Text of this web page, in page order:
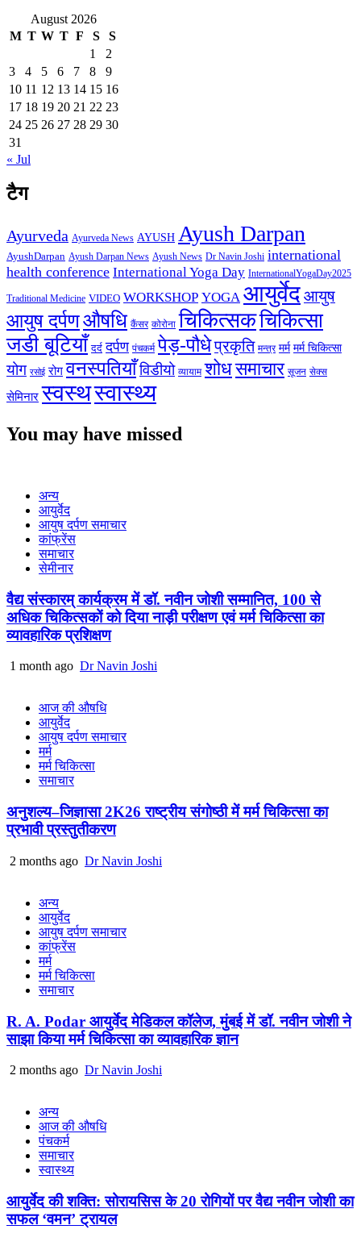
August 2026
M T W T F S
S
1
2
3
4 5 6 7 8
9
10 11 12 13 14 15 16
17 18 19 20 21 22 23
24 25 26 27 28 29 30
31
« Jul
टैग
Ayurveda Ayurveda News AYUSH Ayush Darpan
AyushDarpan Ayush Darpan News Ayush News Dr Navin Joshi international
health conference International Yoga Day InternationalYogaDay2025
Traditional Medicine VIDEO WORKSHOP YOGA आयुर्वेदआयुष
आयुष दर्पणऔषधि कैंसर कोरोना चिकित्सकचिकित्सा
जडी बूटियाँ दर्द दर्पण पंचकर्म पेड़-पौधेप्रकृति मन्त्र मर्म मर्म चिकित्सा
योग रसोई रोग वनस्पतियाँविडीयो व्यायाम शोधसमाचार सूजन सेक्स
सेमिनार स्वस्थस्वास्थ्य
You may have missed
अन्य
आयुर्वेद
आयुष दर्पण समाचार
कांफ्रेंस
समाचार
सेमीनार
वैद्य संस्कारम् कार्यक्रम में डॉ. नवीन जोशी सम्मानित, 100 से
अधिक चिकित्सकों को दिया नाड़ी परीक्षण एवं मर्म चिकित्सा का
व्यावहारिक प्रशिक्षण
1 month ago Dr Navin Joshi
आज की औषधि
आयुर्वेद
आयुष दर्पण समाचार
मर्म
मर्म चिकित्सा
समाचार
अनुशल्य–जिज्ञासा 2K26 राष्ट्रीय संगोष्ठी में मर्म चिकित्सा का
प्रभावी प्रस्तुतीकरण
2 months ago Dr Navin Joshi
अन्य
आयुर्वेद
आयुष दर्पण समाचार
कांफ्रेंस
मर्म
मर्म चिकित्सा
समाचार
R. A. Podar आयुर्वेद मेडिकल कॉलेज, मुंबई में डॉ. नवीन जोशी ने
साझा किया मर्म चिकित्सा का व्यावहारिक ज्ञान
2 months ago Dr Navin Joshi
अन्य
आज की औषधि
पंचकर्म
समाचार
स्वास्थ्य
आयुर्वेद की शक्ति: सोरायसिस के 20 रोगियों पर वैद्य नवीन जोशी का
सफल ‘वमन’ ट्रायल